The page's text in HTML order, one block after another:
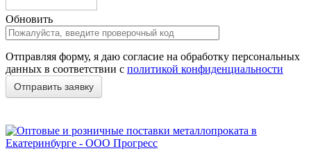
Обновить
Отправляя форму, я даю согласие на обработку персональных
данных в соответствии с политикой конфиденциальности